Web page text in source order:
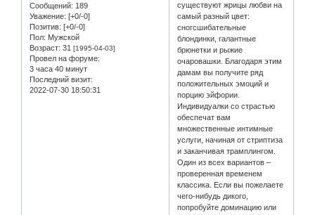
Сообщений: 189
Уважение: [+0/-0]
Позитив: [+0/-0]
Пол: Мужской
Возраст: 31 [1995-04-03]
Провел на форуме:
3 часа 40 минут
Последний визит:
2022-07-30 18:50:31
существуют жрицы любви на
самый разный цвет:
сногсшибательные
блондинки, галантные
брюнетки и рыжие
очаровашки. Благодаря этим
дамам вы получите ряд
положительных эмоций и
порцию эйфории.
Индивидуалки со страстью
обеспечат вам
множественные интимные
услуги, начиная от стриптиза
и заканчивая трамплингом.
Один из всех вариантов –
проверенная временем
классика. Если вы пожелаете
чего-нибудь дикого,
попробуйте доминацию или